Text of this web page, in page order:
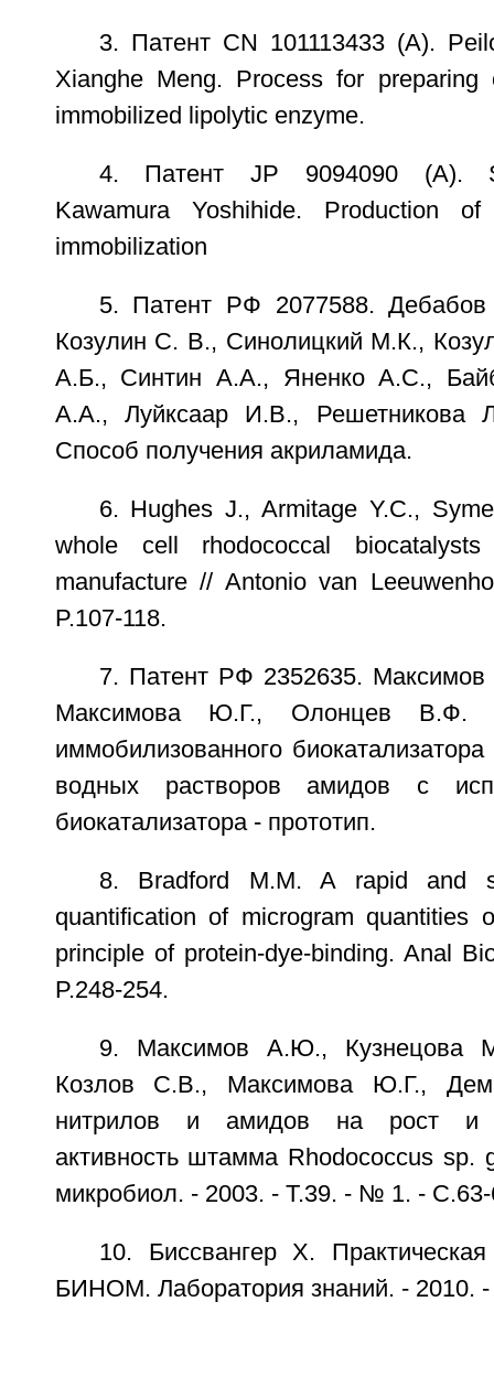
3. Патент CN 101113433 (A).
Xianghe Meng. Process for preparing
immobilized lipolytic enzyme.
4. Патент JP 9094090 (A).
Kawamura Yoshihide. Production
immobilization
5. Патент РФ 2077588.
Козулин С. В., Синолицкий М.К.,
А.Б., Синтин А.А., Яненко А.С.,
А.А., Луйксаар И.В., Решетникова
Способ получения акриламида.
6. Hughes J., Armitage Y.C.,
whole cell rhodococcal
manufacture // Antonio van
P.107-118.
7. Патент РФ 2352635.
Максимова Ю.Г., Олонцев В.Ф.
иммобилизованного
водных растворов амидов с
биокатализатора - прототип.
8. Bradford M.M. A rapid and
quantification of microgram quantities
principle of protein-dye-binding. Anal
P.248-254.
9. Максимов А.Ю., Кузнецова
Козлов С.В., Максимова Ю.Г.,
нитрилов и амидов на рост и
активность штамма Rhodococcus sp.
микробиол. - 2003. - Т.39. - № 1. -
10. Биссвангер X.
БИНОМ. Лаборатория знаний. - 2010.